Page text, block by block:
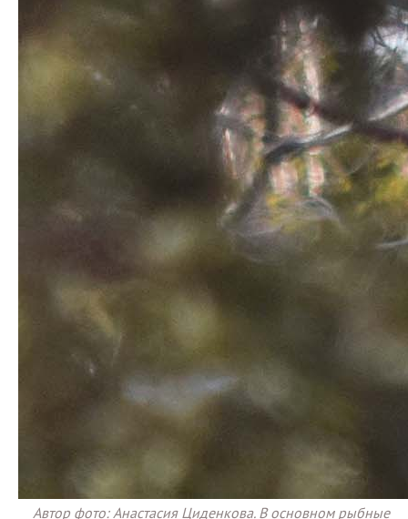
Автор фото: Анастасия Циденкова. В основном рыбные